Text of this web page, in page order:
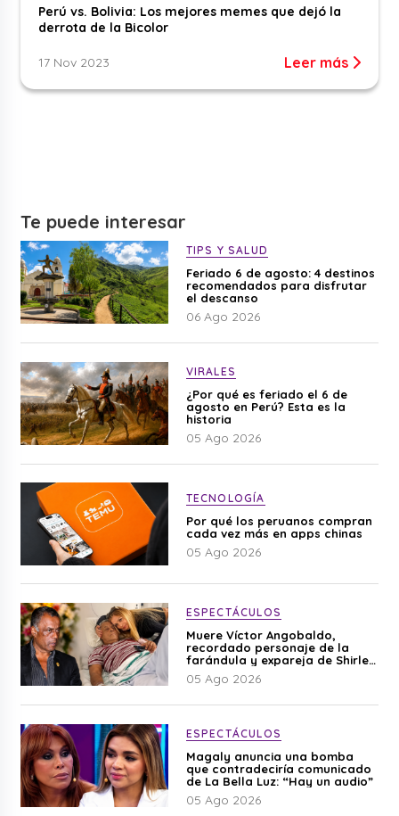
Perú vs. Bolivia: Los mejores memes que dejó la
derrota de la Bicolor
17 Nov 2023 Leer más
Te puede interesar
TIPS Y SALUD
Feriado 6 de agosto: 4 destinos
recomendados para disfrutar
el descanso
06 Ago 2026
VIRALES
¿Por qué es feriado el 6 de
agosto en Perú? Esta es la
historia
05 Ago 2026
TECNOLOGÍA
Por qué los peruanos compran
cada vez más en apps chinas
05 Ago 2026
ESPECTÁCULOS
Muere Víctor Angobaldo,
recordado personaje de la
farándula y expareja de Shirley
Cherres
05 Ago 2026
ESPECTÁCULOS
Magaly anuncia una bomba
que contradeciría comunicado
de La Bella Luz: “Hay un audio”
05 Ago 2026